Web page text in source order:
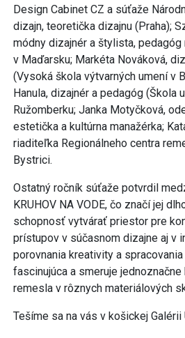
Design Cabinet CZ a súťaže
dizajn, teoretička dizajnu (Praha);
módny dizajnér a štylista, pedagóg
v Maďarsku; Markéta Nováková,
(Vysoká škola výtvarných umení v
Hanula, dizajnér a pedagóg (Škola
Ružomberku; Janka Motyčková,
estetička a kultúrna manažérka;
riaditeľka Regionálneho centra
Bystrici.
Ostatný ročník súťaže potvrdil
KRUHOV NA VODE, čo značí jej
schopnosť vytvárať priestor pre
prístupov v súčasnom dizajne aj v
porovnania kreativity a
fascinujúca a smeruje
remesla v rôznych materiálových
Tešíme sa na vás v košickej Galérii